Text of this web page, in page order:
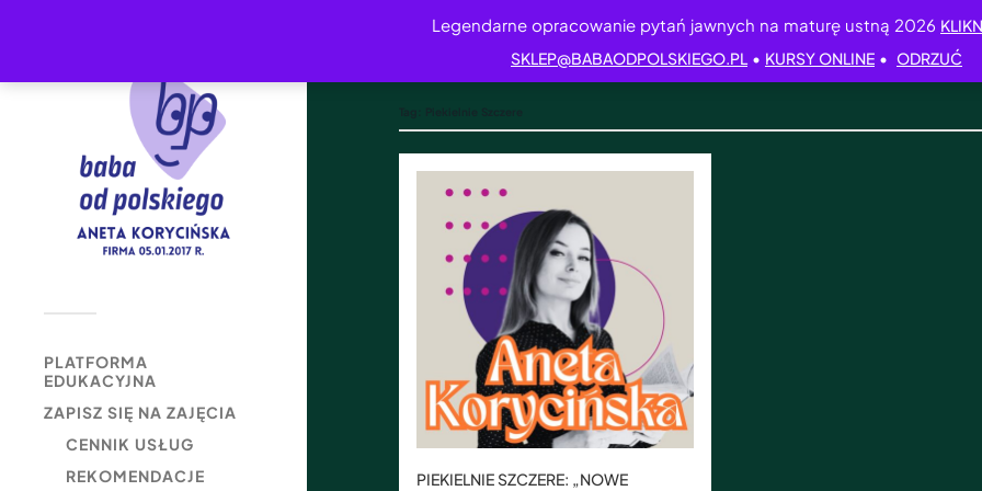
Legendarne opracowanie pytań jawnych na maturę ustną 2026
SKLEP@BABAODPOLSKIEGO.PL • KURSY ONLINE • ODRZUĆ
PLATFORMA
EDUKACYJNA
ZAPISZ SIĘ NA ZAJĘCIA
CENNIK USŁUG
REKOMENDACJE
PIEKIELNIE SZCZERE: „NOWE